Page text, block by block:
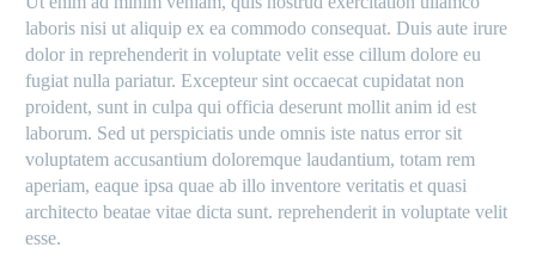
laboris nisi ut aliquip ex ea commodo consequat. Duis aute irure
dolor in reprehenderit in voluptate velit esse cillum dolore eu
fugiat nulla pariatur. Excepteur sint occaecat cupidatat non
proident, sunt in culpa qui officia deserunt mollit anim id est
laborum. Sed ut perspiciatis unde omnis iste natus error sit
voluptatem accusantium doloremque laudantium, totam rem
aperiam, eaque ipsa quae ab illo inventore veritatis et quasi
architecto beatae vitae dicta sunt. reprehenderit in voluptate velit
esse.